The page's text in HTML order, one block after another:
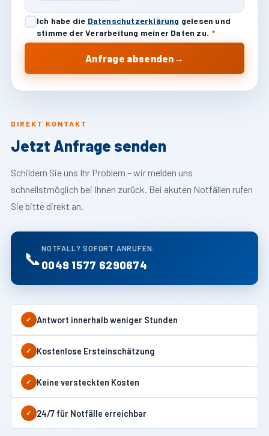
DIREKT KONTAKT
Jetzt Anfrage senden
Schildern Sie uns Ihr Problem – wir melden uns
schnellstmöglich bei Ihnen zurück. Bei akuten Notfällen rufen
Sie bitte direkt an.
📞 NOTFALL? SOFORT ANRUFEN:
0049 1577 6290674
✓ Antwort innerhalb weniger Stunden
✓ Kostenlose Ersteinschätzung
✓ Keine versteckten Kosten
✓ 24/7 für Notfälle erreichbar
Ich habe die Datenschutzerklärung gelesen und
stimme der Verarbeitung meiner Daten zu. *
Anfrage absenden →